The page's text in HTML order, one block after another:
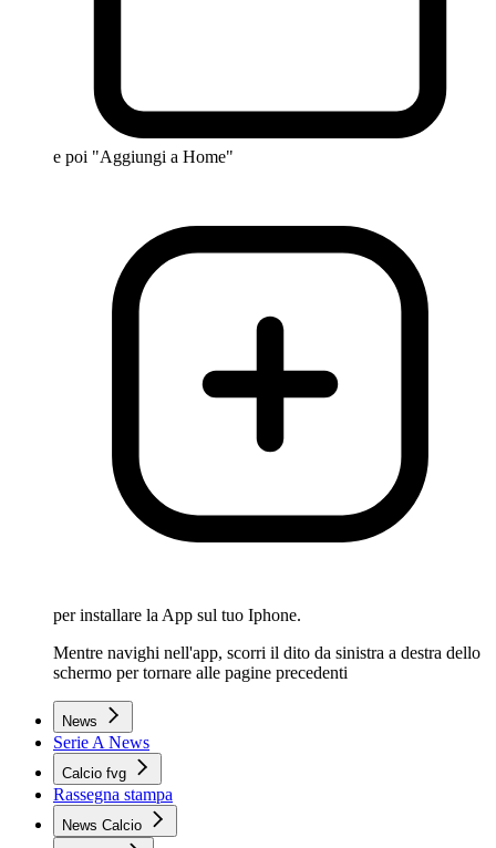
e poi "Aggiungi a Home"
per installare la App sul tuo Iphone.
Mentre navighi nell'app, scorri il dito da sinistra a destra dello
schermo per tornare alle pagine precedenti
News
Serie A News
Calcio fvg
Rassegna stampa
News Calcio